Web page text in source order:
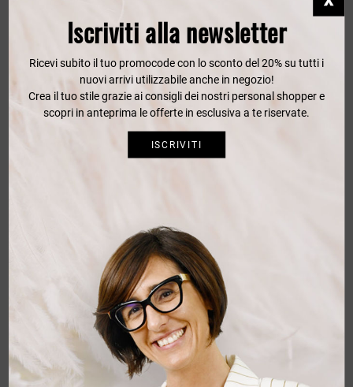
CINTURA REGOLABILE E PLACCA SMALTATA PAOLO DA PONTE
CINTURA REGOLABILE E PLACCA SMALTATA PAOLO DA PONTE
CINTURA REGOLABILE E PLACCA SMALTATA PAOLO DA PONTE
110
CINTURA REGOLABILE E PLACCA SMALTATA PAOLO DA PONTE
115
Iscriviti alla newsletter
Ricevi subito il tuo promocode con lo sconto del 20% su tutti i
nuovi arrivi utilizzabile anche in negozio!
Crea il tuo stile grazie ai consigli dei nostri personal shopper e
scopri in anteprima le offerte in esclusiva a te riservate.
ISCRIVITI